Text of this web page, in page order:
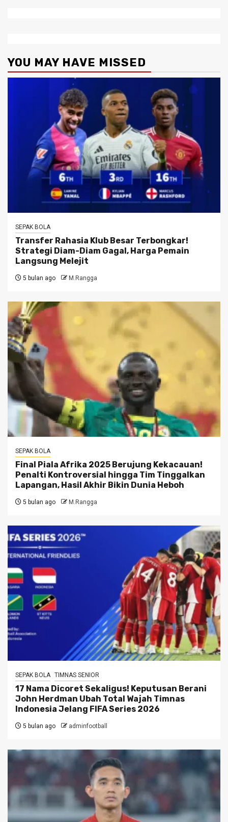
YOU MAY HAVE MISSED
SEPAK BOLA
Transfer Rahasia Klub Besar Terbongkar!
Strategi Diam-Diam Gagal, Harga Pemain
Langsung Melejit
5 bulan ago M.Rangga
SEPAK BOLA
Final Piala Afrika 2025 Berujung Kekacauan!
Penalti Kontroversial hingga Tim Tinggalkan
Lapangan, Hasil Akhir Bikin Dunia Heboh
5 bulan ago M.Rangga
SEPAK BOLA TIMNAS SENIOR
17 Nama Dicoret Sekaligus! Keputusan Berani
John Herdman Ubah Total Wajah Timnas
Indonesia Jelang FIFA Series 2026
5 bulan ago adminfootball